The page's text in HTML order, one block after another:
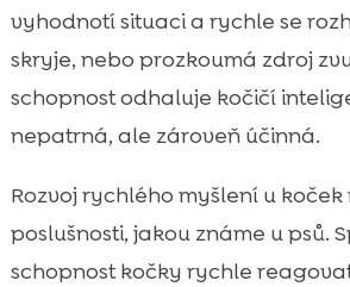
principy, na kterých
Věk, temperament a
rychlost učení
stres a nežádoucí chování
Hry na reflexy: jak trénovat
bezpečně a doma
vyhodnotí situaci a rychle se
skryje, nebo prozkoumá zdroj
schopnost odhaluje kočičí
nepatrná, ale zároveň účinná.
Rozvoj rychlého myšlení u koček
poslušnosti, jakou známe u psů.
schopnost kočky rychle